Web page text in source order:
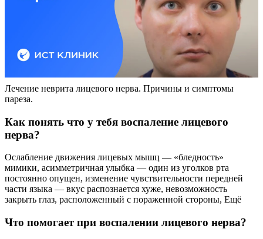
Лечение неврита лицевого нерва. Причины и симптомы
пареза.
Как понять что у тебя воспаление лицевого
нерва?
Ослабление движения лицевых мышц — «бледность»
мимики, асимметричная улыбка — один из уголков рта
постоянно опущен, изменение чувствительности передней
части языка — вкус распознается хуже, невозможность
закрыть глаз, расположенный с пораженной стороны, Ещё
Что помогает при воспалении лицевого нерва?